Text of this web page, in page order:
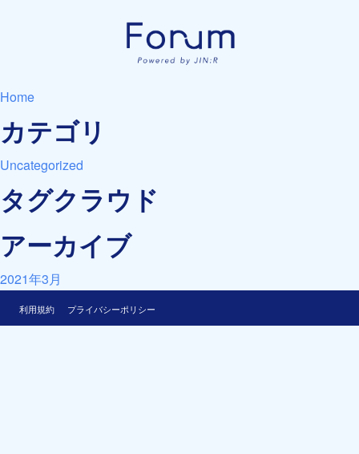
Home
カテゴリ
Uncategorized
タグクラウド
アーカイブ
2021年3月
利用規約 プライバシーポリシー